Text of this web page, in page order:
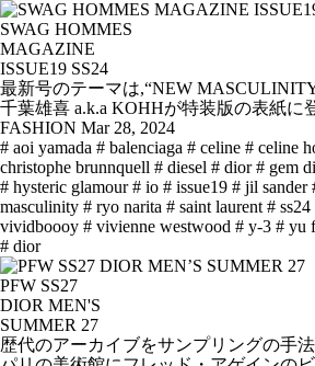
SWAG HOMMES
MAGAZINE
ISSUE19 SS24
最新号のテーマは,“NEW
千葉雄喜 a.k.a KOHHが特装版の表紙に
FASHION Mar 28, 2024
# aoi yamada # balenciaga # celine # celine
christophe brunnquell # diesel # dior # gem
# hysteric glamour # io # issue19 # jil sander
masculinity # ryo narita # saint laurent # ss24
vividboooy # vivienne westwood # y-3 # yu
# dior
PFW SS27
DIOR MEN'S
SUMMER 27
歴代のアーカイブをサンプリングの手法